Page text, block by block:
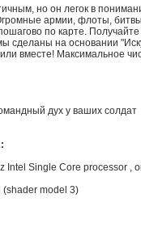
но он легок в
армии, флоты,
по карте.
сделаны на основании
вместе! Максимальное
дух у ваших солдат
Intel Single Core processor ,
(shader model 3)